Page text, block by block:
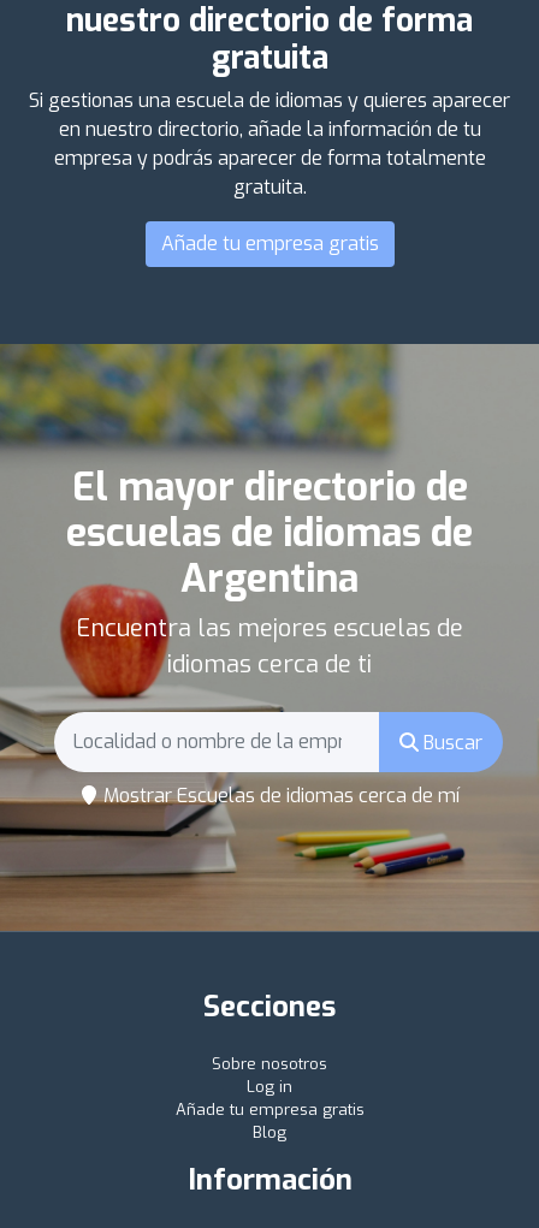
nuestro directorio de forma
gratuita
Si gestionas una escuela de idiomas y quieres aparecer
en nuestro directorio, añade la información de tu
empresa y podrás aparecer de forma totalmente
gratuita.
Añade tu empresa gratis
El mayor directorio de
escuelas de idiomas de
Argentina
Encuentra las mejores escuelas de
idiomas cerca de ti
Buscar
Mostrar Escuelas de idiomas cerca de mí
Secciones
Sobre nosotros
Log in
Añade tu empresa gratis
Blog
Información